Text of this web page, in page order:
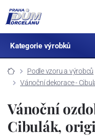
Kategorie výrobků
Podle vzoru a výrobců
Vánoční dekorace -
Vánoční
Cibulák,